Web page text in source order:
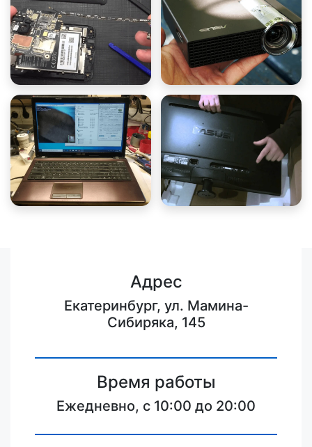
Адрес
Екатеринбург, ул. Мамина-
Сибиряка, 145
Время работы
Ежедневно, с 10:00 до 20:00